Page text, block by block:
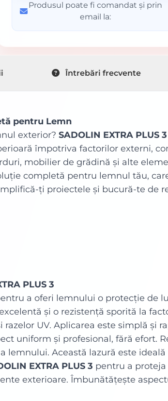
Produsul poate fi comandat și prin
email la:
Întrebări frecvente
pentru Lemn
exterior?SADOLIN EXTRA PLUS 3
împotriva factorilor externi,
mobilier de grădină și alte
completă pentru lemnul tău,
ți proiectele și bucură-te de
PLUS 3
a oferi lemnului o protecție de
și o rezistență sporită la
UV. Aplicarea este simplă și
uniform și profesional, fără efort.
lemnului. Această lazură este
EXTRA PLUS 3 pentru a
exterioare. Îmbunătățește